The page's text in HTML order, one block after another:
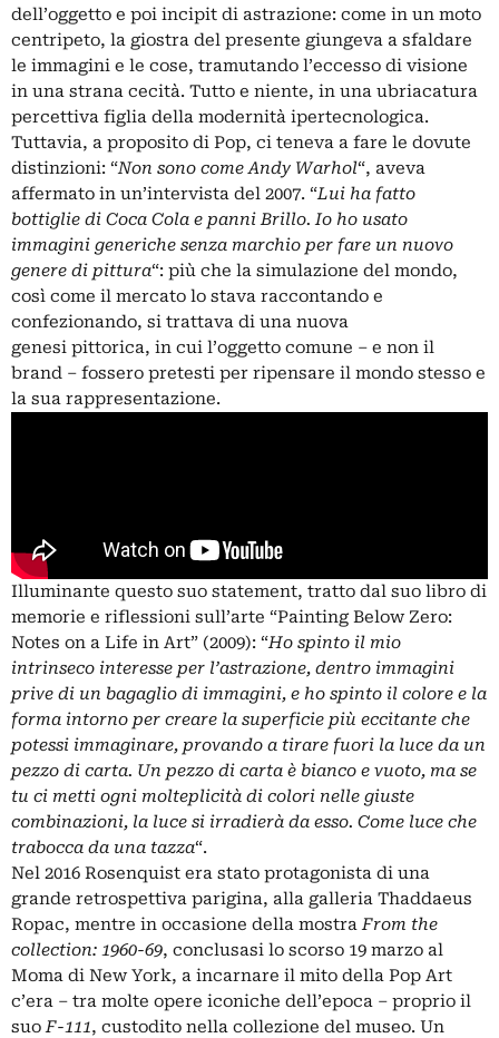
dell’oggetto e poi incipit di astrazione: come in un moto
centripeto, la giostra del presente giungeva a sfaldare
le immagini e le cose, tramutando l’eccesso di visione
in una strana cecità. Tutto e niente, in una ubriacatura
percettiva figlia della modernità ipertecnologica.
Tuttavia, a proposito di Pop, ci teneva a fare le dovute
distinzioni: “Non sono come Andy Warhol“, aveva
affermato in un’intervista del 2007. “Lui ha fatto
bottiglie di Coca Cola e panni Brillo. Io ho usato
immagini generiche senza marchio per fare un nuovo
genere di pittura“: più che la simulazione del mondo,
così come il mercato lo stava raccontando e
confezionando, si trattava di una nuova
genesi pittorica, in cui l’oggetto comune – e non il
brand – fossero pretesti per ripensare il mondo stesso e
la sua rappresentazione.
Illuminante questo suo statement, tratto dal suo libro di
memorie e riflessioni sull’arte “Painting Below Zero:
Notes on a Life in Art” (2009): “Ho spinto il mio
intrinseco interesse per l’astrazione, dentro immagini
prive di un bagaglio di immagini, e ho spinto il colore e la
forma intorno per creare la superficie più eccitante che
potessi immaginare, provando a tirare fuori la luce da un
pezzo di carta. Un pezzo di carta è bianco e vuoto, ma se
tu ci metti ogni molteplicità di colori nelle giuste
combinazioni, la luce si irradierà da esso. Come luce che
trabocca da una tazza“.
Nel 2016 Rosenquist era stato protagonista di una
grande retrospettiva parigina, alla galleria Thaddaeus
Ropac, mentre in occasione della mostraFrom the
collection: 1960-69, conclusasi lo scorso 19 marzo al
Moma di New York, a incarnare il mito della Pop Art
c’era – tra molte opere iconiche dell’epoca – proprio il
suoF-111, custodito nella collezione del museo. Un